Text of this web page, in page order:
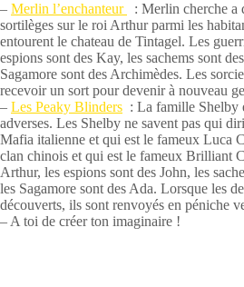
– Merlin l’enchanteur
: Merlin cherche a
sortilèges sur le roi Arthur parmi les
entourent le chateau de Tintagel. Les
espions sont des Kay, les sachems sont
Sagamore sont des Archimèdes. Les
recevoir un sort pour devenir à nouveau
– Les Peaky Blinders : La famille Shelby
adverses. Les Shelby ne savent pas qui
Mafia italienne et qui est le fameux Luca
clan chinois et qui est le fameux Brilliant
Arthur, les espions sont des John, les
les Sagamore sont des Ada. Lorsque les
découverts, ils sont renvoyés en péniche
– A toi de créer ton imaginaire !